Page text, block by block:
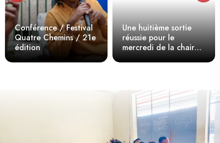
Conférence / Festival
Quatre Chemins / 21e
édition
Une huitième sortie
réussie pour le
mercredi de la chaire
Monferrier Dorval